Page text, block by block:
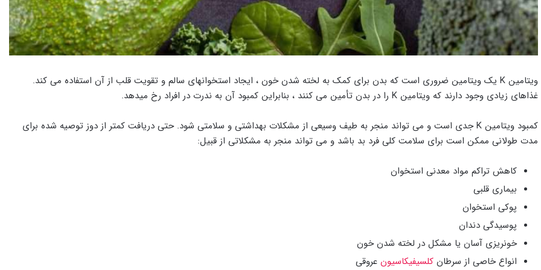
ویتامین K یک ویتامین ضروری است که بدن برای کمک به لخته شدن خون ، ایجاد استخوانهای سالم و تقویت قلب از آن استفاده می کند.
غذاهای زیادی وجود دارند که ویتامین K را در بدن تأمین می کنند ، بنابراین کمبود آن به ندرت در افراد رخ میدهد.
کمبود ویتامین K جدی است و می تواند منجر به طیف وسیعی از مشکلات بهداشتی و سلامتی شود. حتی دریافت کمتر از دوز توصیه شده برای
مدت طولانی ممکن است برای سلامت کلی فرد بد باشد و می تواند منجر به مشکلاتی از قبیل:
کاهش تراکم مواد معدنی استخوان
بیماری قلبی
پوکی استخوان
پوسیدگی دندان
خونریزی آسان یا مشکل در لخته شدن خون
انواع خاصی از سرطان کلسیفیکاسیون عروقی